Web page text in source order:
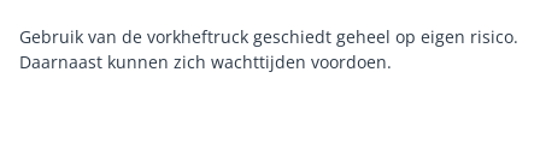
Gebruik van de vorkheftruck geschiedt geheel op eigen risico.